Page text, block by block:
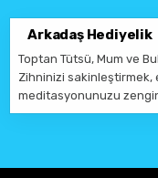
Arkadaş Hediyelik
Toptan Tütsü, Mum ve
Zihninizi sakinleştirmek,
meditasyonunuzu